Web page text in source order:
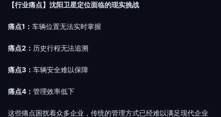
【行业痛点】沈阳卫星定位面临的现实挑战
痛点1： 车辆位置无法实时掌握
痛点2： 历史行程无法追溯
痛点3： 车辆安全难以保障
痛点4： 管理效率低下
这些痛点困扰着众多企业，传统的管理方式已经难以满足现代企业